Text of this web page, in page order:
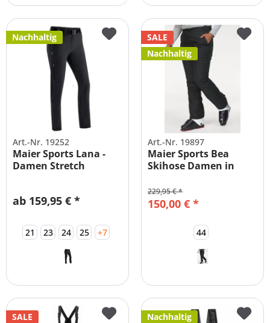
Nachhaltig
Art.-Nr. 19252
Maier Sports Lana -
Damen Stretch
ab 159,95 € *
21 23 24 25 +7
SALE
Nachhaltig
Art.-Nr. 19897
Maier Sports Bea
Skihose Damen in
150,00 € *
229,95 € *
44
SALE Nachhaltig